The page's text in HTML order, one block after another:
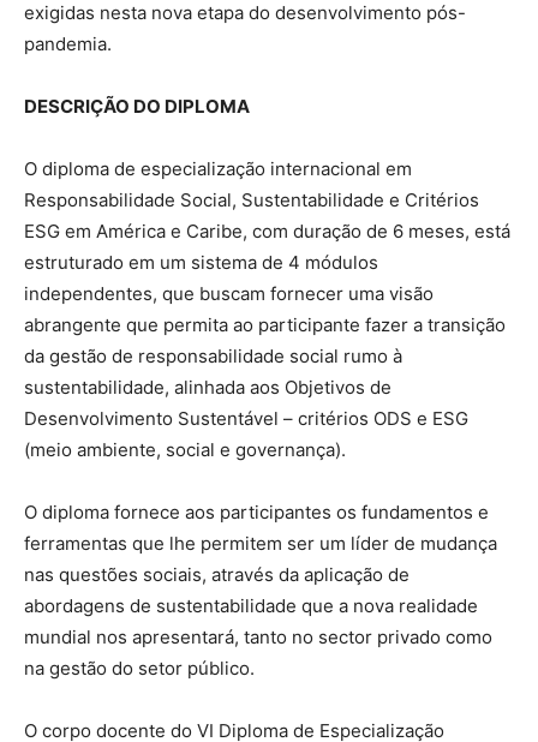
exigidas nesta nova etapa do desenvolvimento pós-
pandemia.
DESCRIÇÃO DO DIPLOMA
O diploma de especialização internacional em
Responsabilidade Social, Sustentabilidade e Critérios
ESG em América e Caribe, com duração de 6 meses, está
estruturado em um sistema de 4 módulos
independentes, que buscam fornecer uma visão
abrangente que permita ao participante fazer a transição
da gestão de responsabilidade social rumo à
sustentabilidade, alinhada aos Objetivos de
Desenvolvimento Sustentável – critérios ODS e ESG
(meio ambiente, social e governança).
O diploma fornece aos participantes os fundamentos e
ferramentas que lhe permitem ser um líder de mudança
nas questões sociais, através da aplicação de
abordagens de sustentabilidade que a nova realidade
mundial nos apresentará, tanto no sector privado como
na gestão do setor público.
O corpo docente do VI Diploma de Especialização